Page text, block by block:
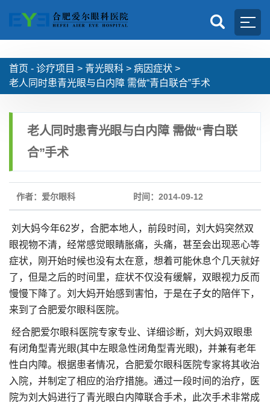
首页 - 诊疗项目 > 青光眼科 > 病因症状 >
老人同时患青光眼与白内障 需做“青白联合”手术
老人同时患青光眼与白内障 需做“青白联
合”手术
作者：爱尔眼科 时间：2014-09-12
刘大妈今年62岁，合肥本地人，前段时间，刘大妈突然双
眼视物不清，经常感觉眼睛胀痛，头痛，甚至会出现恶心等
症状，刚开始时候也没有太在意，想着可能休息个几天就好
了，但是之后的时间里，症状不仅没有缓解，双眼视力反而
慢慢下降了。刘大妈开始感到害怕，于是在子女的陪伴下，
来到了合肥爱尔眼科医院。
经合肥爱尔眼科医院专家专业、详细诊断，刘大妈双眼患
有闭角型青光眼(其中左眼急性闭角型青光眼)，并兼有老年
性白内障。根据患者情况，合肥爱尔眼科医院专家将其收治
入院，并制定了相应的治疗措施。通过一段时间的治疗，医
院为刘大妈进行了青光眼白内障联合手术，此次手术非常成